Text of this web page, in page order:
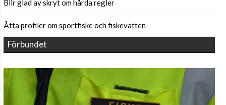
Blir glad av skryt om hårda regler
Åtta profiler om sportfiske och fiskevatten
Förbundet